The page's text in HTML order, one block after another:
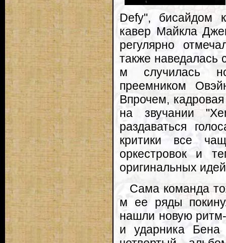
Defy", бисайдом
кавер Майкла
регулярно
также наведалась
м случилась
преемником
Впрочем,
на звучании
раздаваться
критики все
оркестровок и
оригинальных
Сама команда
м ее ряды
нашли новую
и ударника Бена